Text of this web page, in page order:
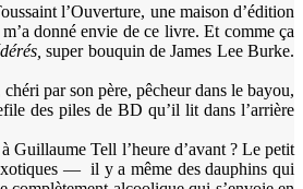
l’Ouverture, une maison d’édition
donné envie de ce livre. Et comme ça
super bouquin de James Lee Burke.
par son père, pêcheur dans le bayou,
des piles de BD qu’il lit dans l’arrière
Guillaume Tell l’heure d’avant ? Le petit
— il y a même des dauphins qui